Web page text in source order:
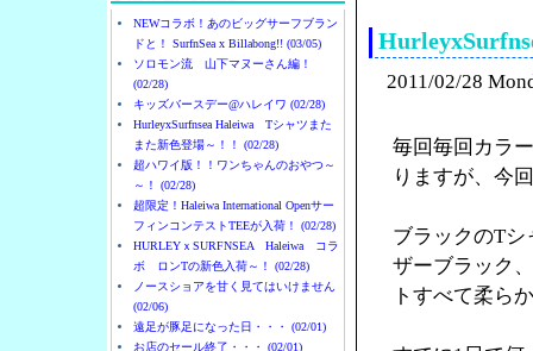
NEWコラボ！あのビッグサーフブラン
ドと！ SurfnSea x Billabong!! (03/05)
ソロモン流 山下マヌーさん編！
(02/28)
キッズバースデー@ハレイワ (02/28)
HurleyxSurfnsea Haleiwa Tシャツまた
また新色登場～！！ (02/28)
超ハワイ版！！ワンちゃんのおやつ～
～！ (02/28)
超限定！Haleiwa International Openサー
フィンコンテストTEEが入荷！ (02/28)
HURLEYｘSURFNSEA Haleiwa コラ
ボ ロンTの新色入荷～！ (02/28)
ノースショアを甘く見てはいけません
(02/06)
遠足が豚足になった日・・・ (02/01)
お店のセール終了・・・ (02/01)
2011/02/28
毎回毎回カラ
りますが、今
ブラックのT
ザーブラック
トすべて柔ら